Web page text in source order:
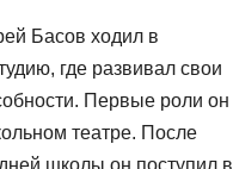
Басов ходил в
где развивал свои
Первые роли он
театре. После